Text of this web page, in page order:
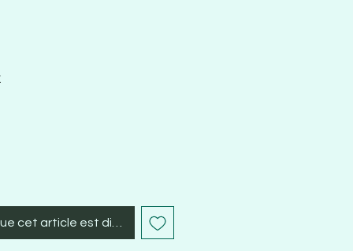
cet article est disponible